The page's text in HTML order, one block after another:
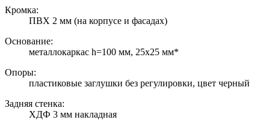
Кромка:
ПВХ 2 мм (на корпусе и фасадах)
Основание:
металлокаркас h=100 мм, 25х25 мм*
Опоры:
пластиковые заглушки без регулировки, цвет черный
Задняя стенка:
ХДФ 3 мм накладная